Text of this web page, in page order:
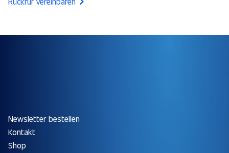
Newsletter bestellen
Kontakt
Shop